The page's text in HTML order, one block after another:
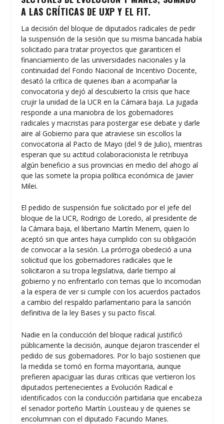
A LAS CRÍTICAS DE UXP Y EL FIT.
La decisión del bloque de diputados radicales de pedir
la suspensión de la sesión que su misma bancada había
solicitado para tratar proyectos que garanticen el
financiamiento de las universidades nacionales y la
continuidad del Fondo Nacional de Incentivo Docente,
desató la crítica de quienes iban a acompañar la
convocatoria y dejó al descubierto la crisis que hace
crujir la unidad de la UCR en la Cámara baja. La jugada
responde a una maniobra de los gobernadores
radicales y macristas para postergar ese debate y darle
aire al Gobierno para que atraviese sin escollos la
convocatoria al Pacto de Mayo (del 9 de Julio), mientras
esperan que su actitud colaboracionista le retribuya
algún beneficio a sus provincias en medio del ahogo al
que las somete la propia política económica de Javier
Milei.
El pedido de suspensión fue solicitado por el jefe del
bloque de la UCR, Rodrigo de Loredo, al presidente de
la Cámara baja, el libertario Martín Menem, quien lo
aceptó sin que antes haya cumplido con su obligación
de convocar a la sesión. La prórroga obedeció a una
solicitud que los gobernadores radicales que le
solicitaron a su tropa legislativa, darle tiempo al
gobierno y no enfrentarlo con temas que lo incomodan
a la espera de ver si cumple con los acuerdos pactados
a cambio del respaldo parlamentario para la sanción
definitiva de la ley Bases y su pacto fiscal.
Nadie en la conducción del bloque radical justificó
públicamente la decisión, aunque dejaron trascender el
pedido de sus gobernadores. Por lo bajo sostienen que
la medida se tomó en forma mayoritaria, aunque
prefieren apaciguar las duras críticas que vertieron los
diputados pertenecientes a Evolución Radical e
identificados con la conducción partidaria que encabeza
el senador porteño Martín Lousteau y de quienes se
encolumnan con el diputado Facundo Manes.